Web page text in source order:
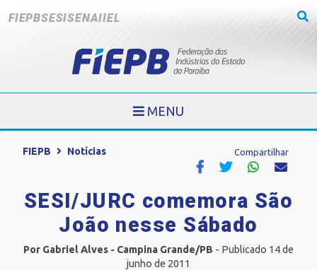
FIEPBSESISENAIIEL
MENU
FIEPB Notícias Compartilhar
SESI/JURC comemora São
João nesse Sábado
Por Gabriel Alves - Campina Grande/PB - Publicado 14 de
junho de 2011